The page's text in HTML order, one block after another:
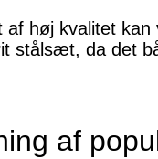
høj kvalitet kan
stålsæt, da det
af